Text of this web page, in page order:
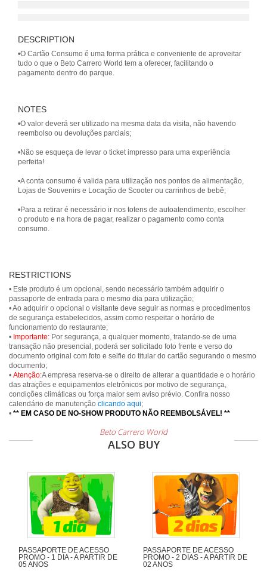
DESCRIPTION
•O Cartão Consumo é uma forma prática e conveniente de aproveitar
tudo o que o Beto Carrero World tem a oferecer, facilitando o
pagamento dentro do parque.
NOTES
•O valor deverá ser utilizado na mesma data da visita, não havendo
reembolso ou devoluções parciais;
•Não se esqueça de levar o ticket impresso para uma experiência
perfeita!
•A conta consumo é valida para utilização nos pontos de alimentação,
Lojas de Souvenirs e Locação de Scooter ou carrinhos de bebê;
•Para a retirar é necessário ir nos totens de autoatendimento, escolher
o produto e na hora de pagar, realizar o pagamento como conta
consumo.
RESTRICTIONS
• Este produto é um opcional, sendo necessário também adquirir o
passaporte de entrada para o mesmo dia para utilização;
• Ao adquirir o opcional o visitante deve seguir as normas e procedimentos
de segurança estabelecidos, assim como respeitar o horário de
funcionamento do restaurante;
• Importante: Por segurança, a qualquer momento, tratando-se de uma
transação não presencial, poderá ser solicitado foto frente e verso do
documento original com foto e selfie do titular do cartão segurando o mesmo
documento;
• Atenção:A empresa reserva-se o direito de alterar a quantidade e o horário
das atrações e equipamentos eletrônicos por motivo de segurança,
condições climáticas ou força maior sem aviso prévio. Confira nosso
calendário de manutenção clicando aqui;
• ** EM CASO DE NO-SHOW PRODUTO NÃO REEMBOLSÁVEL! **
Beto Carrero World
ALSO BUY
PASSAPORTE DE ACESSO
PROMO - 1 DIA - A PARTIR DE
05 ANOS
PASSAPORTE DE ACESSO
PROMO - 2 DIAS - A PARTIR DE
02 ANOS